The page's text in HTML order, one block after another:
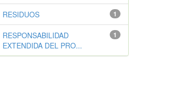
1
RESIDUOS
1
RESPONSABILIDAD
EXTENDIDA DEL PRO...